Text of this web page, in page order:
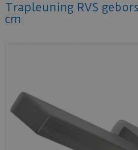
Trapleuning RVS
cm